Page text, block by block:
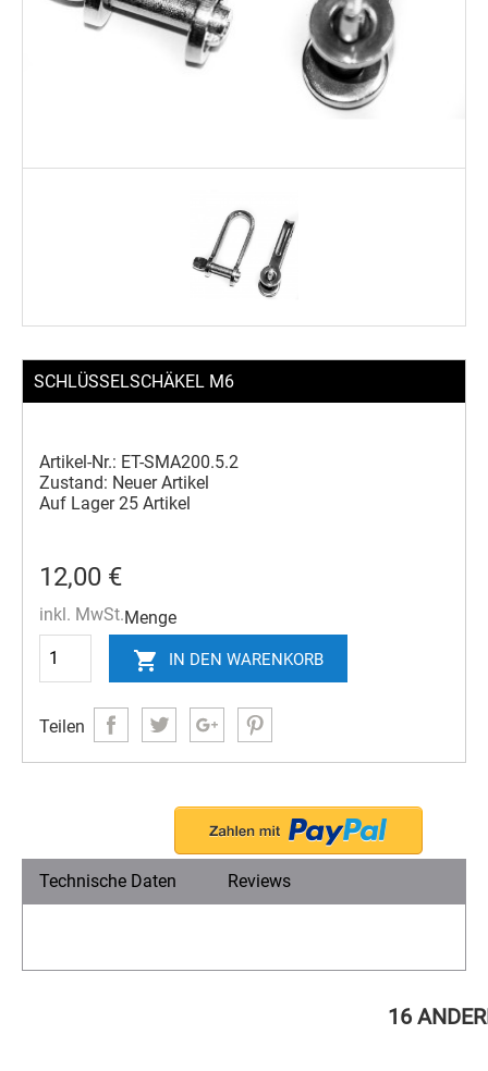
SCHLÜSSELSCHÄKEL M6
Artikel-Nr.: ET-SMA200.5.2
Zustand: Neuer Artikel
Auf Lager 25 Artikel
12,00 €
inkl. MwSt.Menge
 IN DEN WARENKORB
Teilen
Technische Daten Reviews
16